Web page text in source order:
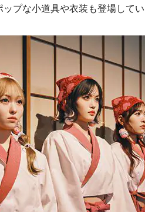
プな小道具や衣装も登場してい